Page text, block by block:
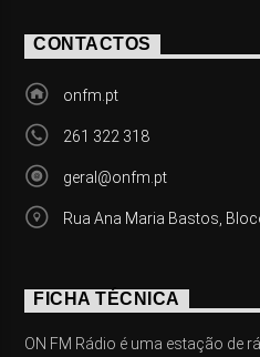
CONTACTOS
onfm.pt
261 322 318
geral@onfm.pt
Rua Ana Maria Bastos,
FICHA TÉCNICA
ON FM Rádio é uma estação de